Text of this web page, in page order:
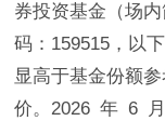
券投资基金（场
码：159515，以
显高于基金份额
价。2026 年 6